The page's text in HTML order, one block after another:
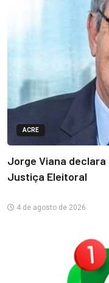
ACRE
Jorge Viana declara
Justiça Eleitoral
4 de agosto de 2026